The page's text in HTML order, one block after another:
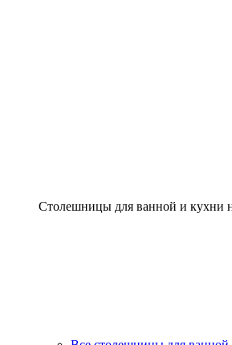
Столешницы для ванной и кухни